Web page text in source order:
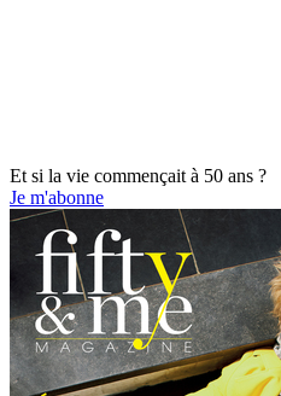
Et si la vie commençait à 50 ans ?
Je m'abonne